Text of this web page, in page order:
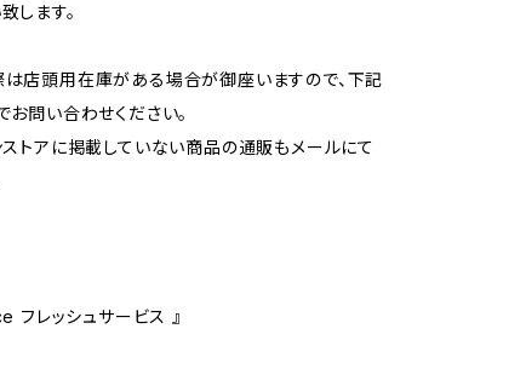
します。
店頭用在庫がある場合が御座いますので、下記
お問い合わせください。
ストアに掲載していない商品の通販もメールにて
フレッシュサービス 』